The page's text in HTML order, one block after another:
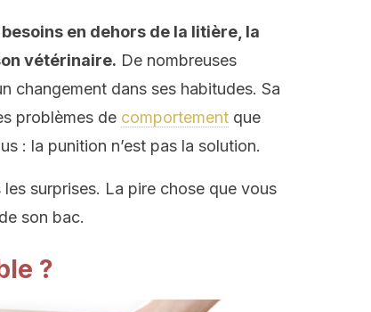
en dehors de la litière, la
vétérinaire. De nombreuses
changement dans ses habitudes. Sa
problèmes de comportement que
: la punition n’est pas la solution.
les surprises. La pire chose que vous
son bac.
?